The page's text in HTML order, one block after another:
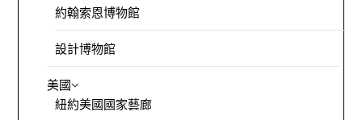
約翰索恩博物館
設計博物館
美國
紐約美國國家藝廊